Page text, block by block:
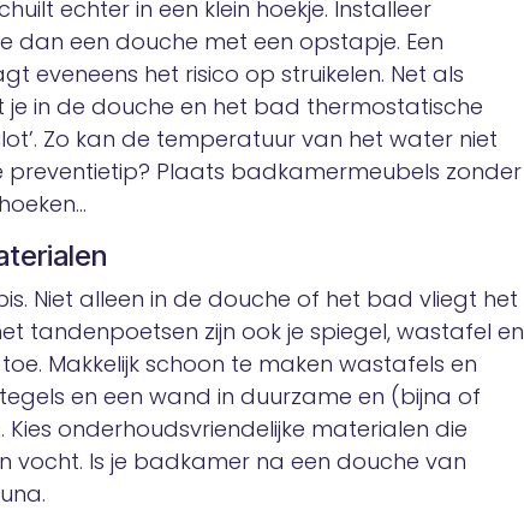
echter in een klein hoekje. Installeer
dan een douche met een opstapje. Een
eveneens het risico op struikelen. Net als
in de douche en het bad thermostatische
Zo kan de temperatuur van het water niet
preventietip? Plaats badkamermeubels zonder
Niet alleen in de douche of het bad vliegt het
tandenpoetsen zijn ook je spiegel, wastafel en
Makkelijk schoon te maken wastafels en
en een wand in duurzame en (bijna of
onderhoudsvriendelijke materialen die
vocht. Is je badkamer na een douche van